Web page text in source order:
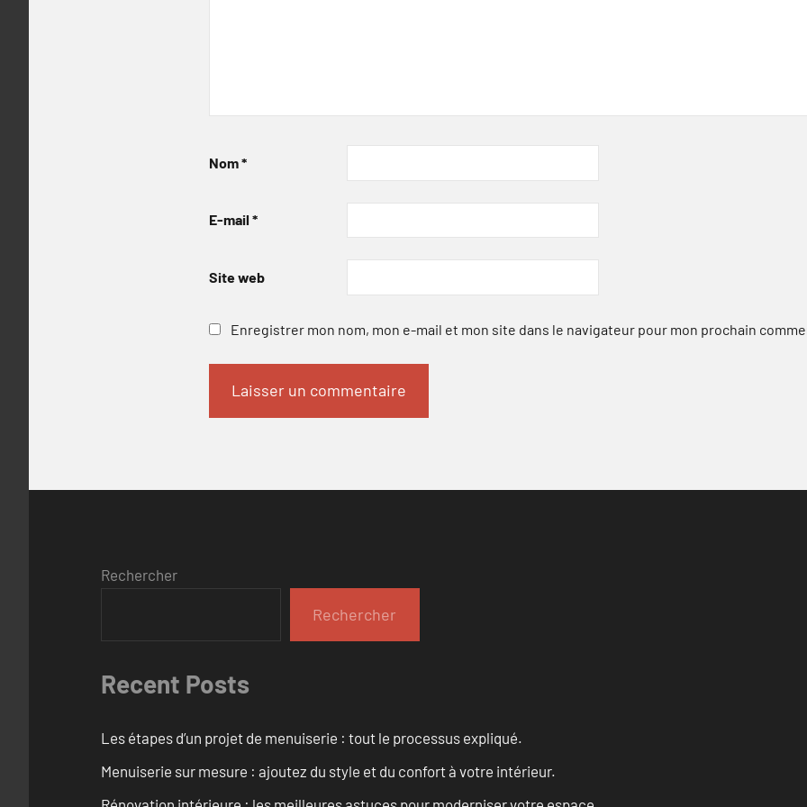
Nom*
E-mail *
Site web
Enregistrer mon nom, mon e-mail et mon site dans le navigateur pour mon prochain
Rechercher
Rechercher
Recent Posts
Les étapes d’un projet de menuiserie : tout le processus expliqué.
Menuiserie sur mesure : ajoutez du style et du confort à votre intérieur.